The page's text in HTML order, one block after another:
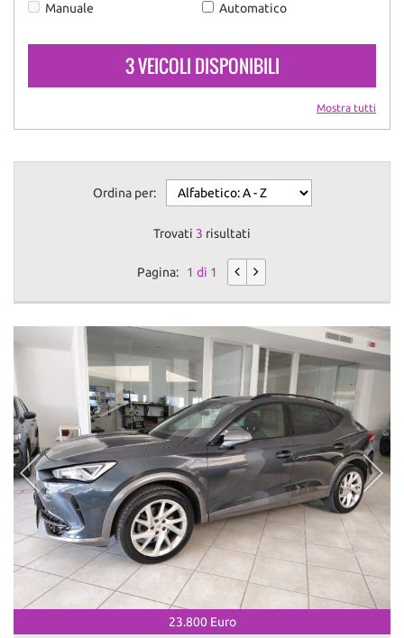
Manuale
Automatico
3 VEICOLI DISPONIBILI
Mostra tutti
Ordina per:
Trovati 3 risultati
Pagina: 1 di 1
23.800 Euro